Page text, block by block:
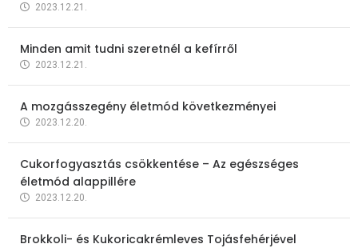
2023.12.21.
Minden amit tudni szeretnél a kefírről
2023.12.21.
A mozgásszegény életmód következményei
2023.12.20.
Cukorfogyasztás csökkentése – Az egészséges
életmód alappillére
2023.12.20.
Brokkoli- és Kukoricakrémleves Tojásfehérjével